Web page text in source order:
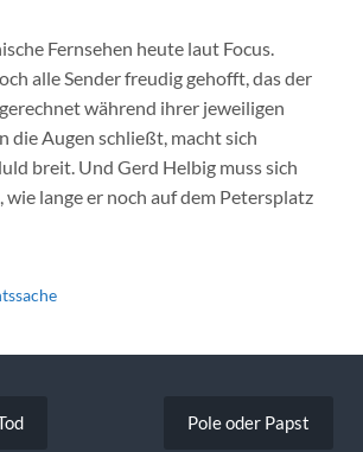
Fernsehen heute laut Focus.
alle Sender freudig gehofft, das der
während ihrer jeweiligen
die Augen schließt, macht sich
breit. Und Gerd Helbig muss sich
wie lange er noch auf dem Petersplatz
Pole oder Papst